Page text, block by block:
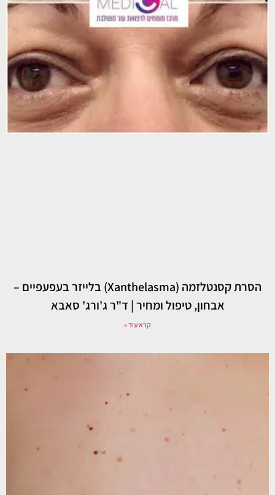
הסרת קסנטלזמה (Xanthelasma) בלייזר בעפעפיים –
אבחון, טיפול ומחיר | ד"ר ג'ורג' סאבא
קרא עוד »